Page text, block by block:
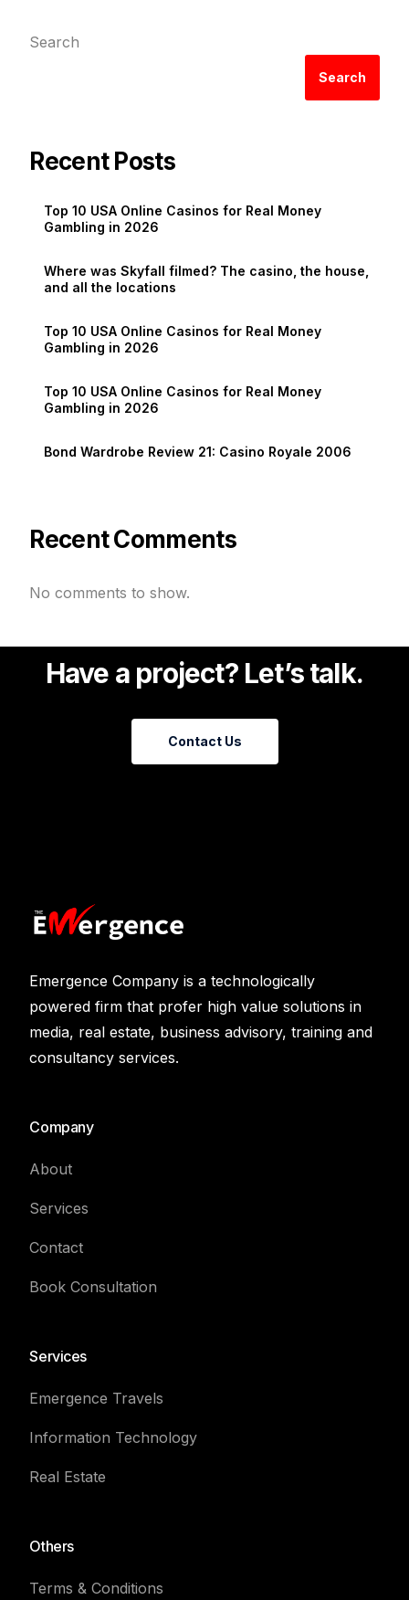
Search
Search
Recent Posts
Top 10 USA Online Casinos for Real Money
Gambling in 2026
Where was Skyfall filmed? The casino, the house,
and all the locations
Top 10 USA Online Casinos for Real Money
Gambling in 2026
Top 10 USA Online Casinos for Real Money
Gambling in 2026
Bond Wardrobe Review 21: Casino Royale 2006
Recent Comments
No comments to show.
Have a project? Let’s talk.
Contact Us
Emergence Company is a technologically
powered firm that profer high value solutions in
media, real estate, business advisory, training and
consultancy services.
Company
About
Services
Contact
Book Consultation
Services
Emergence Travels
Information Technology
Real Estate
Others
Terms & Conditions